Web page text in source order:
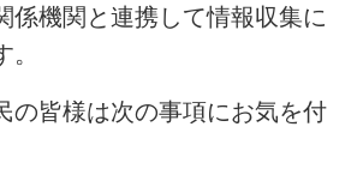
係機関と連携して情報収集に
の皆様は次の事項にお気を付